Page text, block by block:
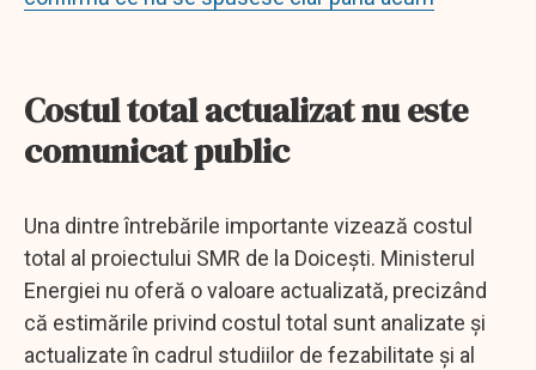
Costul total actualizat nu este
comunicat public
Una dintre întrebările importante vizează costul
total al proiectului SMR de la Doicești. Ministerul
Energiei nu oferă o valoare actualizată, precizând
că estimările privind costul total sunt analizate și
actualizate în cadrul studiilor de fezabilitate și al